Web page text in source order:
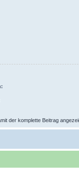
der komplette Beitrag